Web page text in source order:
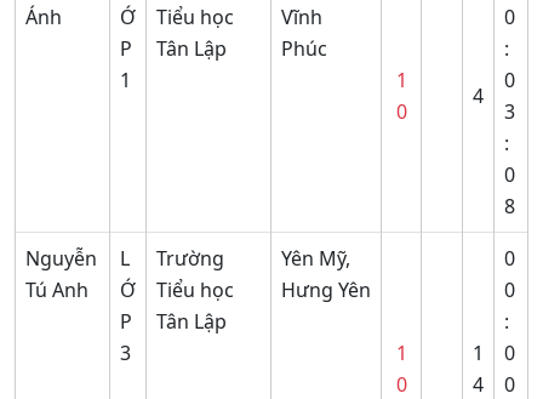
Ánh
Ớ
P
1
Tiểu học
Tân Lập
Vĩnh
Phúc
1
0
4
0
:
0
3
:
0
8
Nguyễn
Tú Anh
L
Ớ
P
3
Trường
Tiểu học
Tân Lập
Yên Mỹ,
Hưng Yên
1
0
1
4
0
0
:
0
0